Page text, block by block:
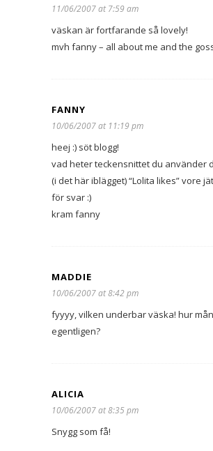
11/06/2007 at 7:59 am
väskan är fortfarande så lovely!
mvh fanny – all about me and the
FANNY
10/06/2007 at 11:19 pm
heej :) söt blogg!
vad heter teckensnittet du använder
(i det här iblägget) “Lolita likes” vore
för svar :)
kram fanny
MADDIE
10/06/2007 at 8:42 pm
fyyyy, vilken underbar väska! hur
egentligen?
ALICIA
10/06/2007 at 8:35 pm
Snygg som få!